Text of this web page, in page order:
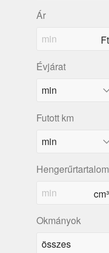
Ár
Évjárat
Futott km
Hengerűrtartalom
Okmányok